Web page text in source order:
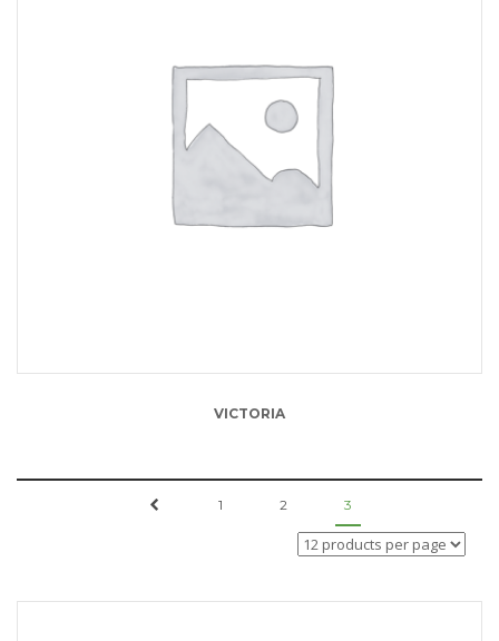
13.00lei
VICTORIA
← 1 2 3